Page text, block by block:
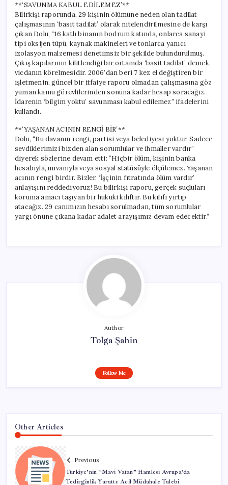
**‘SAVUNMA KABUL EDİLEMEZ’**
Bilirkişi raporunda, 29 kişinin ölümüne neden olan tadilat
çalışmasının ‘basit tadilat’ olarak nitelendirilmesine de karşı
çıkan Dolu, “16 katlı binanın bodrum katında, onlarca sanayi
tipi oksijen tüpü, kaynak makineleri ve tonlarca yanıcı
izolasyon malzemesi denetimsiz bir şekilde bulundurulmuş.
Çıkış kapılarının kilitlendiği bir ortamda ‘basit tadilat’ demek,
vicdanın körelmesidir. 2006’dan beri 7 kez el değiştiren bir
işletmenin, güncel bir itfaiye raporu olmadan çalışmasına göz
yuman kamu görevlilerinden sonuna kadar hesap soracağız.
İdarenin ‘bilgim yoktu’ savunması kabul edilemez” ifadelerini
kullandı.
**‘YAŞANAN ACININ RENGİ BİR’**
Dolu, “Bu davanın rengi, partisi veya belediyesi yoktur. Sadece
sevdiklerimizi bizden alan sorumlular ve ihmaller vardır”
diyerek sözlerine devam etti: “Hiçbir ölüm, kişinin banka
hesabıyla, unvanıyla veya sosyal statüsüyle ölçülemez. Yaşanan
acının rengi birdir. Bizler, ‘İşçinin fıtratında ölüm vardır’
anlayışını reddediyoruz! Bu bilirkişi raporu, gerçek suçluları
koruma amacı taşıyan bir hukuki kılıftır. Bu kılıfı yırtıp
atacağız. 29 canımızın hesabı sorulmadan, tüm sorumlular
yargı önüne çıkana kadar adalet arayışımız devam edecektir.”
Author
Tolga Şahin
Follow Me
Other Articles
Previous
Türkiye’nin “Mavi Vatan” Hamlesi Avrupa’da
Tedirginlik Yarattı: Acil Müdahale Talebi